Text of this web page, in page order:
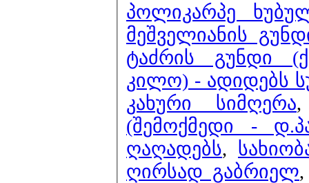
პოლიკარპე
მეშველიანის
ტაძრის გუნდი
კილო) - ადიდებს
კახური სიმღერა
(შემოქმედი -
ღაღადებს,
ღირსად გაბრიელ